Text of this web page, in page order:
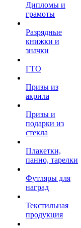
Дипломы и
грамоты
Разрядные
книжки и
значки
ГТО
Призы из
акрила
Призы и
подарки из
стекла
Плакетки,
панно, тарелки
Футляры для
наград
Текстильная
продукция